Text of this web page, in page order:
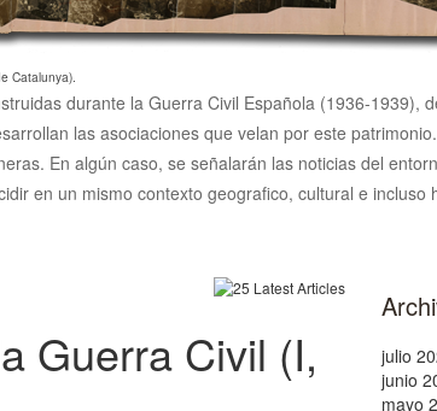
Catalunya).
durante la Guerra Civil Española (1936-1939),
las asociaciones que velan por este
En algún caso, se señalarán las noticias del
en un mismo contexto geografico, cultural e incluso
Guerra Civil (I,
julio
junio
mayo